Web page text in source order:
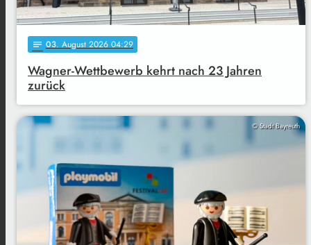
notes 03. August 2026 04:29
Wagner-Wettbewerb kehrt nach 23 Jahren
zurück
© Stadt Bayreuth